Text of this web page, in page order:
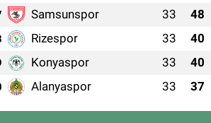
Samsunspor 33 48
Rizespor 33 40
Konyaspor 33 40
Alanyaspor 33 37